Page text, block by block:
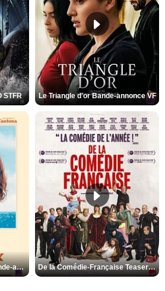
STFR Le Triangle d'or Bande-annonce VF
Les Matins merveilleux Bande-annonce VF De la Comédie-Française Teaser VF